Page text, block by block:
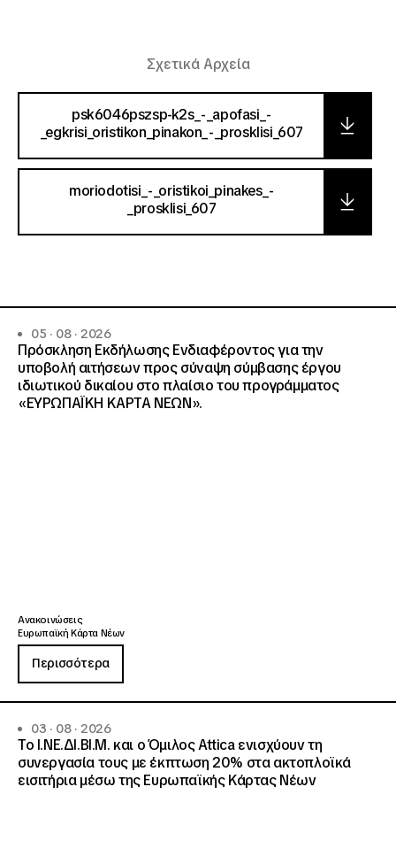
Σχετικά Αρχεία
psk6046pszsp-k2s_-_apofasi_-
_egkrisi_oristikon_pinakon_-_prosklisi_607
moriodotisi_-_oristikoi_pinakes_-
_prosklisi_607
05 · 08 · 2026
Πρόσκληση Εκδήλωσης Ενδιαφέροντος για την
υποβολή αιτήσεων προς σύναψη σύμβασης έργου
ιδιωτικού δικαίου στο πλαίσιο του προγράμματος
«ΕΥΡΩΠΑΪΚΗ ΚΑΡΤΑ ΝΕΩΝ».
Ανακοινώσεις
Ευρωπαϊκή Κάρτα Νέων
Περισσότερα
03 · 08 · 2026
Το Ι.ΝΕ.ΔΙ.ΒΙ.Μ. και o Όμιλος Attica ενισχύουν τη
συνεργασία τους με έκπτωση 20% στα ακτοπλοϊκά
εισιτήρια μέσω της Ευρωπαϊκής Κάρτας Νέων